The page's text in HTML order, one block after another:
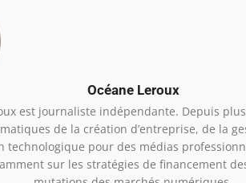
Océane Leroux
est journaliste indépendante. Depuis
de la création d’entreprise, de la
technologique pour des médias
sur les stratégies de financement